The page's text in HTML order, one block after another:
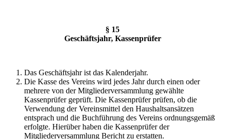
§ 15
Geschäftsjahr, Kassenprüfer
Das Geschäftsjahr ist das Kalenderjahr.
Die Kasse des Vereins wird jedes Jahr durch einen oder
mehrere von der Mitgliederversammlung gewählte
Kassenprüfer geprüft. Die Kassenprüfer prüfen, ob die
Verwendung der Vereinsmittel den Haushaltsansätzen
entsprach und die Buchführung des Vereins ordnungsgemäß
erfolgte. Hierüber haben die Kassenprüfer der
Mitgliederversammlung Bericht zu erstatten.